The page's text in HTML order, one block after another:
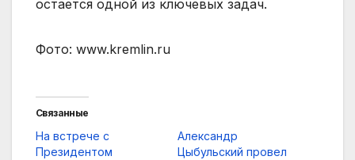
остается одной из ключевых задач.
Фото: www.kremlin.ru
Связанные
На встрече с
Президентом
Александр
Цыбульский провел